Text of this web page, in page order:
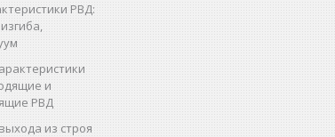
РВД:
и
РВД
из строя